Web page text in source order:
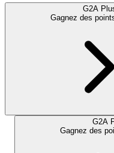
G2A
Gagnez des
G2A
Gagnez des